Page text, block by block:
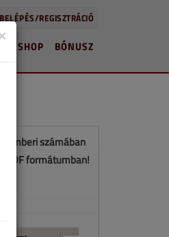
REGISZTRÁCIÓ
BÓNUSZ
SHOP
számában
PDF formátumban!